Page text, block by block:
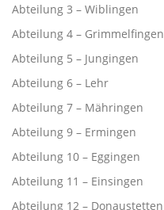
Abteilung 3 – Wiblingen
Abteilung 4 – Grimmelfingen
Abteilung 5 – Jungingen
Abteilung 6 – Lehr
Abteilung 7 – Mähringen
Abteilung 9 – Ermingen
Abteilung 10 – Eggingen
Abteilung 11 – Einsingen
Abteilung 12 – Donaustetten